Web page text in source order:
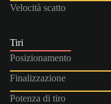
Velocità scatto
Tiri
Posizionamento
Finalizzazione
Potenza di tiro